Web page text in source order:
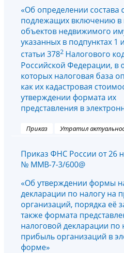
«Об определении состава
подлежащих включению в
объектов недвижимого
указанных в подпунктах 1
статьи 3782 Налогового
Российской Федерации, в
которых налоговая база
как их кадастровая
утверждении формата их
представления в
Приказ Утратил
Приказ ФНС России от 26
№ ММВ-7-3/600@
«Об утверждении формы
декларации по налогу на
организаций, порядка её
также формата
налоговой декларации по
прибыль организаций в
форме»